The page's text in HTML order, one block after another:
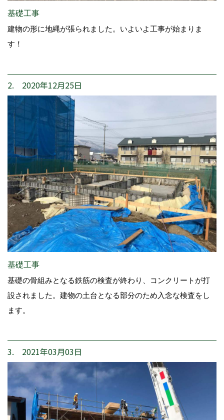
基礎工事
建物の形に地縄が張られました。いよいよ工事が始まりま
す！
2. 2020年12月25日
基礎工事
基礎の骨組みとなる鉄筋の検査が終わり、コンクリートが打
設されました。建物の土台となる部分のため入念な検査をし
ます。
3. 2021年03月03日